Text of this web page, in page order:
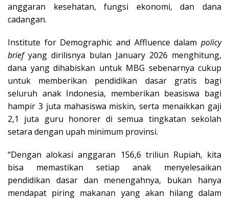
anggaran kesehatan, fungsi ekonomi, dan dana
cadangan.
Institute for Demographic and Affluence dalam policy
briefyang dirilisnya bulan January 2026 menghitung,
dana yang dihabiskan untuk MBG sebenarnya cukup
untuk memberikan pendidikan dasar gratis bagi
seluruh anak Indonesia, memberikan beasiswa bagi
hampir 3 juta mahasiswa miskin, serta menaikkan gaji
2,1 juta guru honorer di semua tingkatan sekolah
setara dengan upah minimum provinsi.
“Dengan alokasi anggaran 156,6 triliun Rupiah, kita
bisa memastikan setiap anak menyelesaikan
pendidikan dasar dan menengahnya, bukan hanya
mendapat piring makanan yang akan hilang dalam